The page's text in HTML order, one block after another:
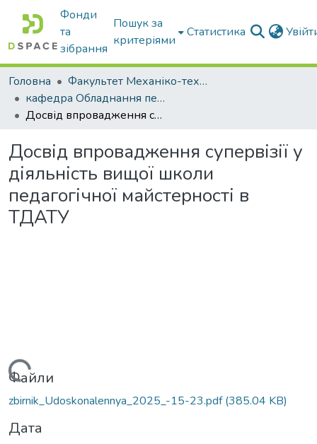
Фонди
та
зібрання
Пошук за
критеріями
Статистика
Головна
Факультет Механіко-технологічний
кафедра Обладнання переробних і харчових виробництв ім. професора Ф.Ю. Ялпачика
Досвід впровадження супервізії у діяльність вищої школи педагогічної майстерності в ТДАТУ
Досвід впровадження супервізії у
діяльність вищої школи
педагогічної майстерності в
ТДАТУ
Вантажиться...
Файли
zbirnik_Udoskonalennya_2025_-15-23.pdf(385.04 KB)
Дата